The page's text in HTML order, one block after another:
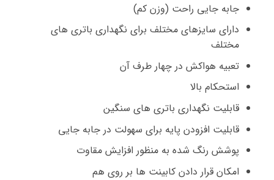
جابه جایی راحت (وزن کم)
دارای سایزهای مختلف برای نگهداری باتری های
مختلف
تعبیه هواکش در چهار طرف آن
استحکام بالا
قابلیت نگهداری باتری های سنگین
قابلیت افزودن پایه برای سهولت در جابه جایی
پوشش رنگ شده به منظور افزایش مقاوت
امکان قرار دادن کابینت ها بر روی هم